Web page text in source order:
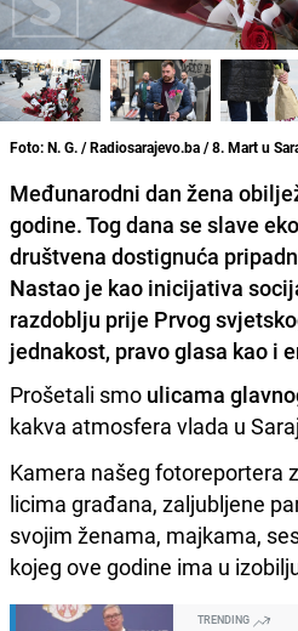
Foto: N. G. / Radiosarajevo.ba / 8. Mart u
Međunarodni dan žena
godine. Tog dana se slave
društvena dostignuća
Nastao je kao inicijativa
razdoblju prije Prvog
jednakost, pravo glasa kao i
Prošetali smo ulicama
kakva atmosfera vlada u
Kamera našeg fotoreportera
licima građana, zaljubljene
svojim ženama, majkama,
kojeg ove godine ima u
TRENDING